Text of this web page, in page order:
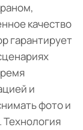
качество
гарантирует
и
фото и
Технология